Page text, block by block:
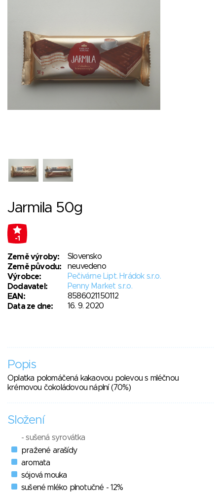
Jarmila 50g
-1
Země výroby:
Slovensko
Země původu:
neuvedeno
Výrobce:
Pečivárne Lipt. Hrádok s.r.o.
Dodavatel:
Penny Market s.r.o.
EAN:
8586021150112
Data ze dne:
16. 9. 2020
Popis
Oplatka polomáčená kakaovou polevou s mléčnou
krémovou čokoládovou náplní (70%)
Složení
- sušená syrovátka
pražené arašídy
aromata
sójová mouka
sušené mléko plnotučné - 12%